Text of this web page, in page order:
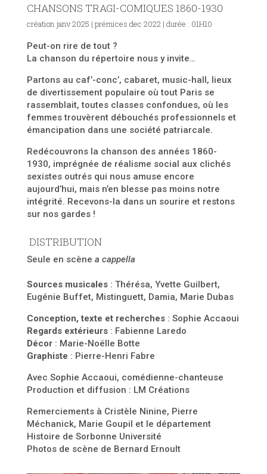
CHANSONS TRAGI-COMIQUES 1860-1930
création janv 2025 | prémices dec 2022 | durée : 01H10
Peut-on rire de tout ?
La chanson du répertoire nous y invite…
Partons au caf’-conc’, cabaret, music-hall, lieux
de divertissement populaire où tout Paris se
rassemblait, toutes classes confondues, où les
femmes trouvèrent débouchés professionnels et
émancipation dans une société patriarcale.
Redécouvrons la chanson des années 1860-
1930, imprégnée de réalisme social aux clichés
sexistes outrés qui nous amuse encore
aujourd’hui, mais n’en blesse pas moins notre
intégrité. Recevons-la dans un sourire et restons
sur nos gardes !
DISTRIBUTION
Seule en scène a cappella
Sources musicales: Thérésa, Yvette Guilbert,
Eugénie Buffet, Mistinguett, Damia, Marie Dubas
Conception, texte et recherches: Sophie Accaoui
Regards extérieurs: Fabienne Laredo
Décor: Marie-Noëlle Botte
Graphiste : Pierre-Henri Fabre
Avec Sophie Accaoui, comédienne-chanteuse
Production et diffusion : LM Créations
Remerciements à Cristèle Ninine, Pierre
Méchanick, Marie Goupil et le département
Histoire de Sorbonne Université
Photos de scène de Bernard Ernoult